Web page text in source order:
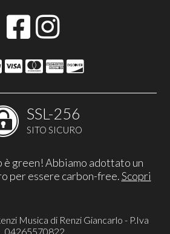
SSL-256
SITO SICURO
è green! Abbiamo adottato un
per essere carbon-free.Scopri
Musica di Renzi Giancarlo - P.Iva
04265570822